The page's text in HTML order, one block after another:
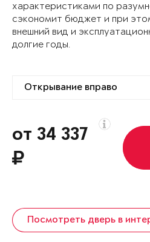
характеристиками по
сэкономит бюджет и при
внешний вид и
долгие годы.
от 34 337
Посмотреть дверь в